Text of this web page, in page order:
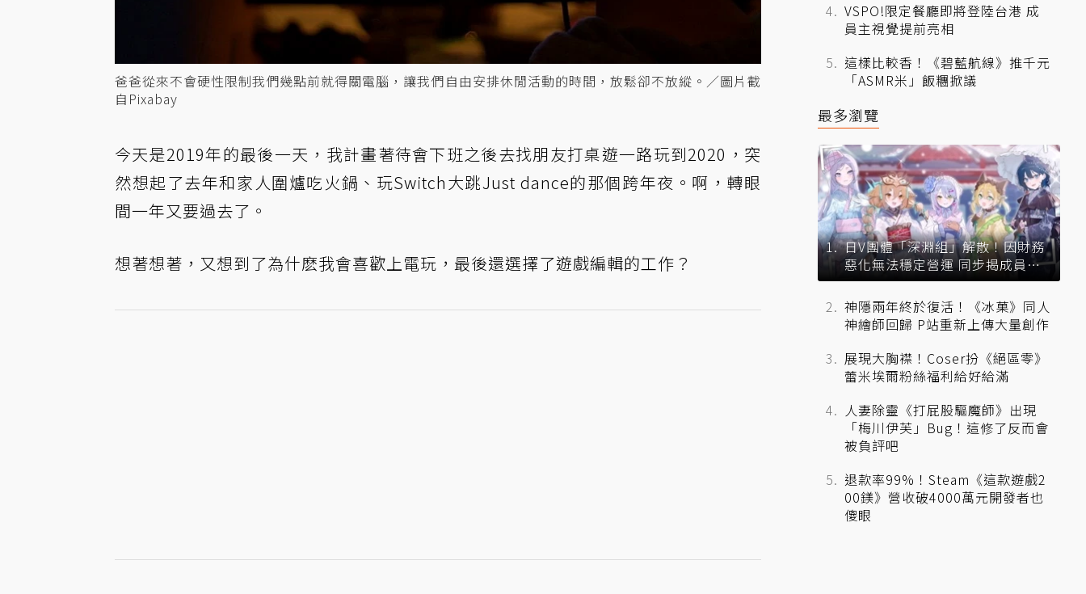
爸爸從來不會硬性限制我們幾點前就得關電腦，讓我們自由安排休閒活動的時間，放鬆卻不放縱。／圖片截
自Pixabay
今天是2019年的最後一天，我計畫著待會下班之後去找朋友打桌遊一路玩到2020，突
然想起了去年和家人圍爐吃火鍋、玩Switch大跳Just dance的那個跨年夜。啊，轉眼
間一年又要過去了。
想著想著，又想到了為什麽我會喜歡上電玩，最後還選擇了遊戲編輯的工作？
VSPO!限定餐廳即將登陸台港 成
員主視覺提前亮相
這樣比較香！《碧藍航線》推千元
「ASMR米」飯糰掀議
最多瀏覽
日V團體「深淵組」解散！因財務
惡化無法穩定營運 同步揭成員未
來去向
神隱兩年終於復活！《冰菓》同人
神繪師回歸 P站重新上傳大量創作
展現大胸襟！Coser扮《絕區零》
蕾米埃爾粉絲福利給好給滿
人妻除靈《打屁股驅魔師》出現
「梅川伊芙」Bug！這修了反而會
被負評吧
退款率99%！Steam《這款遊戲2
00鎂》營收破4000萬元開發者也
傻眼